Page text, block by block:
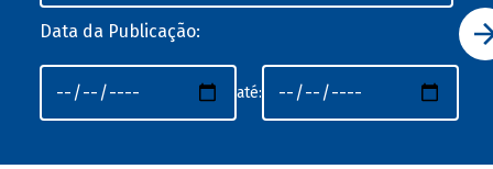
Data da Publicação:
até: